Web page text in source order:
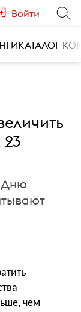
Войти
КАТАЛОГ
Дню
чем